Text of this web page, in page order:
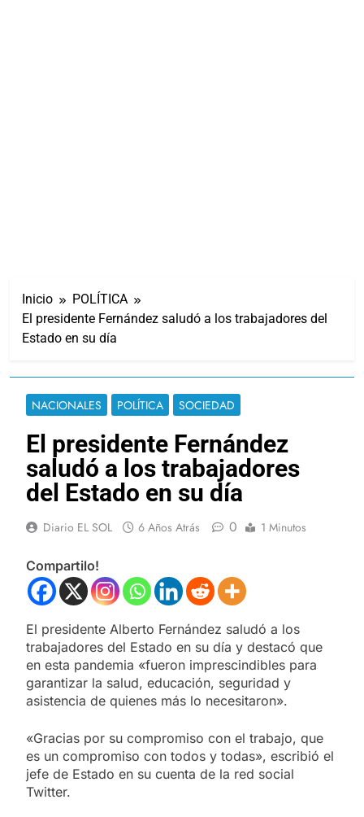
Inicio
POLÍTICA
El presidente Fernández saludó a los trabajadores del
Estado en su día
NACIONALES POLÍTICA SOCIEDAD
El presidente Fernández
saludó a los trabajadores
del Estado en su día
Diario EL SOL 6 Años Atrás 0 1 Minutos
Compartilo!
El presidente Alberto Fernández saludó a los
trabajadores del Estado en su día y destacó que
en esta pandemia «fueron imprescindibles para
garantizar la salud, educación, seguridad y
asistencia de quienes más lo necesitaron».
«Gracias por su compromiso con el trabajo, que
es un compromiso con todos y todas», escribió el
jefe de Estado en su cuenta de la red social
Twitter.